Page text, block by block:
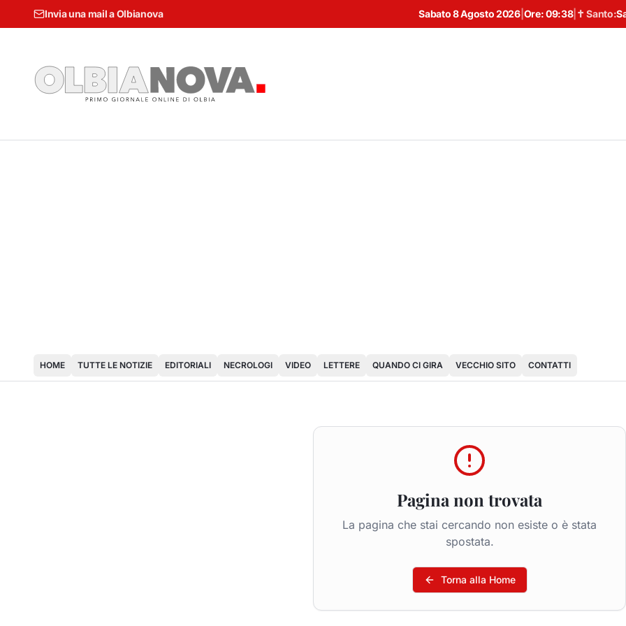
Invia una mail a Olbianova Sabato 8 Agosto 2026| Ore:09:38| ✝ Santo:
HOME TUTTE LE NOTIZIE EDITORIALI NECROLOGI VIDEO LETTERE QUANDO CI GIRA VECCHIO SITO CONTATTI
Pagina non trovata
La pagina che stai cercando non esiste o è stata
spostata.
Torna alla Home